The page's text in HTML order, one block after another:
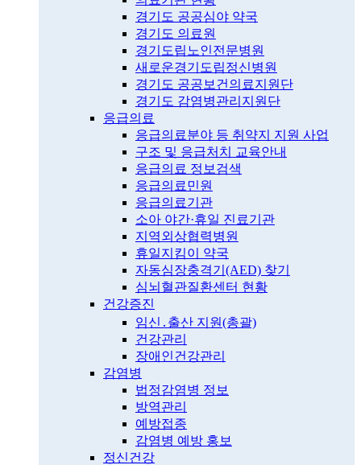
경기도 공공심야 약국
경기도 의료원
경기도립노인전문병원
새로운경기도립정신병원
경기도 공공보건의료지원단
경기도 감염병관리지원단
응급의료
응급의료분야 등 취약지 지원 사업
구조 및 응급처치 교육안내
응급의료 정보검색
응급의료민원
응급의료기관
소아 야간·휴일 진료기관
지역외상협력병원
휴일지킴이 약국
자동심장충격기(AED) 찾기
심뇌혈관질환센터 현황
건강증진
임신․출산 지원(총괄)
건강관리
장애인건강관리
감염병
법정감염병 정보
방역관리
예방접종
감염병 예방 홍보
정신건강